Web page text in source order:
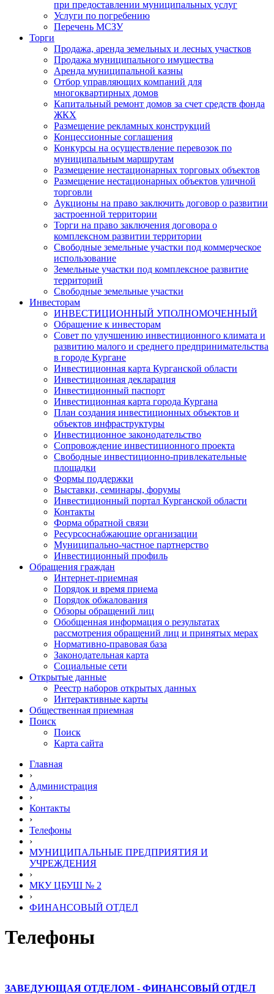
при предоставлении муниципальных услуг
Услуги по погребению
Перечень МСЗУ
Торги
Продажа, аренда земельных и лесных участков
Продажа муниципального имущества
Аренда муниципальной казны
Отбор управляющих компаний для
многоквартирных домов
Капитальный ремонт домов за счет средств фонда
ЖКХ
Размещение рекламных конструкций
Концессионные соглашения
Конкурсы на осуществление перевозок по
муниципальным маршрутам
Размещение нестационарных торговых объектов
Размещение нестационарных объектов уличной
торговли
Аукционы на право заключить договор о развитии
застроенной территории
Торги на право заключения договора о
комплексном развитии территории
Свободные земельные участки под коммерческое
использование
Земельные участки под комплексное развитие
территорий
Свободные земельные участки
Инвесторам
ИНВЕСТИЦИОННЫЙ УПОЛНОМОЧЕННЫЙ
Обращение к инвесторам
Совет по улучшению инвестиционного климата и
развитию малого и среднего предпринимательства
в городе Кургане
Инвестиционная карта Курганской области
Инвестиционная декларация
Инвестиционный паспорт
Инвестиционная карта города Кургана
План создания инвестиционных объектов и
объектов инфраструктуры
Инвестиционное законодательство
Сопровождение инвестиционного проекта
Свободные инвестиционно-привлекательные
площадки
Формы поддержки
Выставки, семинары, форумы
Инвестиционный портал Курганской области
Контакты
Форма обратной связи
Ресурсоснабжающие организации
Муниципально-частное партнерство
Инвестиционный профиль
Обращения граждан
Интернет-приемная
Порядок и время приема
Порядок обжалования
Обзоры обращений лиц
Обобщенная информация о результатах
рассмотрения обращений лиц и принятых мерах
Нормативно-правовая база
Законодательная карта
Социальные сети
Открытые данные
Реестр наборов открытых данных
Интерактивные карты
Общественная приемная
Поиск
Поиск
Карта сайта
Главная
›
Администрация
›
Контакты
›
Телефоны
›
МУНИЦИПАЛЬНЫЕ ПРЕДПРИЯТИЯ И
УЧРЕЖДЕНИЯ
›
МКУ ЦБУШ № 2
›
ФИНАНСОВЫЙ ОТДЕЛ
Телефоны
ЗАВЕДУЮЩАЯ ОТДЕЛОМ - ФИНАНСОВЫЙ ОТДЕЛ